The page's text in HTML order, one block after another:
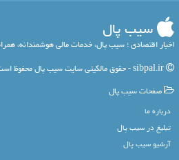
سیب پال
اخبار اقتصادی ؛ سیب پال، خدمات مالی هوشمندانه،
صفحات سیب پال
درباره ما
تبلیغ در سیب پال
آرشیو سیب پال